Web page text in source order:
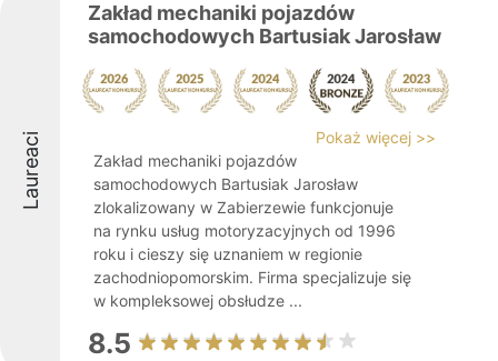
Laureaci
Zakład mechaniki pojazdów
samochodowych Bartusiak Jarosław
Pokaż więcej >>
Zakład mechaniki pojazdów
samochodowych Bartusiak Jarosław
zlokalizowany w Zabierzewie funkcjonuje
na rynku usług motoryzacyjnych od 1996
roku i cieszy się uznaniem w regionie
zachodniopomorskim. Firma specjalizuje się
w kompleksowej obsłudze ...
8.5